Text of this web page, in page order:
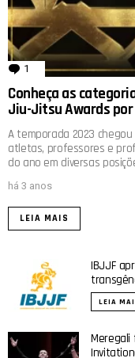
1 comentário
Conheça as
Jiu-Jitsu Awards por
A temporada 2023
atletas, professores e
do ano em diversas
há 3 anos
LEIA MAIS
IBJJF
LEIA
Meregali